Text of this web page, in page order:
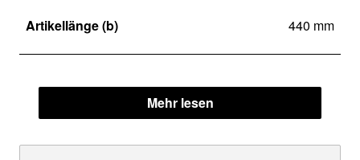
Artikellänge (b) 440 mm
Mehr lesen